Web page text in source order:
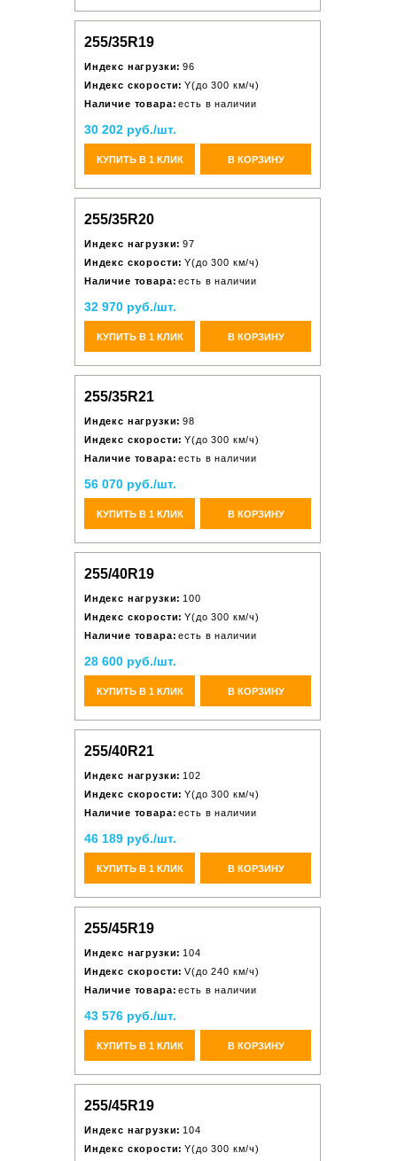
255/35R19
Индекс нагрузки: 96
Индекс скорости: Y(до 300 км/ч)
Наличие товара: есть в наличии
30 202 руб./шт.
КУПИТЬ В 1 КЛИК В КОРЗИНУ
255/35R20
Индекс нагрузки: 97
Индекс скорости: Y(до 300 км/ч)
Наличие товара: есть в наличии
32 970 руб./шт.
КУПИТЬ В 1 КЛИК В КОРЗИНУ
255/35R21
Индекс нагрузки: 98
Индекс скорости: Y(до 300 км/ч)
Наличие товара: есть в наличии
56 070 руб./шт.
КУПИТЬ В 1 КЛИК В КОРЗИНУ
255/40R19
Индекс нагрузки: 100
Индекс скорости: Y(до 300 км/ч)
Наличие товара: есть в наличии
28 600 руб./шт.
КУПИТЬ В 1 КЛИК В КОРЗИНУ
255/40R21
Индекс нагрузки: 102
Индекс скорости: Y(до 300 км/ч)
Наличие товара: есть в наличии
46 189 руб./шт.
КУПИТЬ В 1 КЛИК В КОРЗИНУ
255/45R19
Индекс нагрузки: 104
Индекс скорости: V(до 240 км/ч)
Наличие товара: есть в наличии
43 576 руб./шт.
КУПИТЬ В 1 КЛИК В КОРЗИНУ
255/45R19
Индекс нагрузки: 104
Индекс скорости: Y(до 300 км/ч)